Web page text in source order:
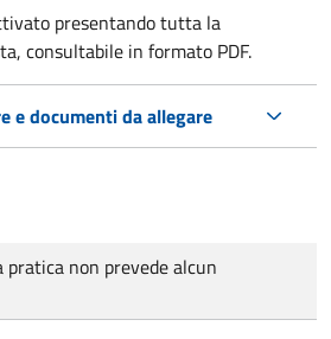
presentando tutta la
consultabile in formato PDF.
e documenti da allegare
pratica non prevede alcun